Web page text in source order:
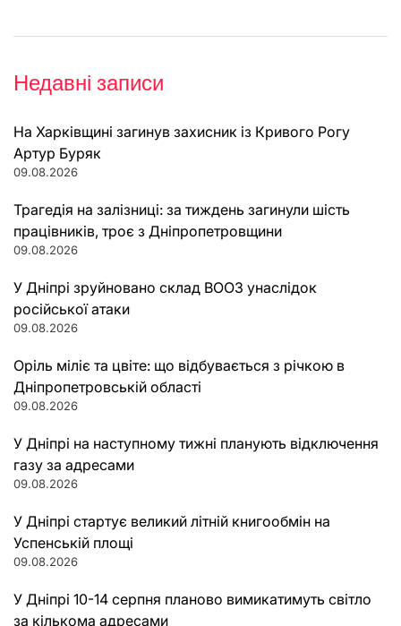
Недавні записи
На Харківщині загинув захисник із Кривого Рогу
Артур Буряк
09.08.2026
Трагедія на залізниці: за тиждень загинули шість
працівників, троє з Дніпропетровщини
09.08.2026
У Дніпрі зруйновано склад ВООЗ унаслідок
російської атаки
09.08.2026
Оріль міліє та цвіте: що відбувається з річкою в
Дніпропетровській області
09.08.2026
У Дніпрі на наступному тижні планують відключення
газу за адресами
09.08.2026
У Дніпрі стартує великий літній книгообмін на
Успенській площі
09.08.2026
У Дніпрі 10-14 серпня планово вимикатимуть світло
за кількома адресами